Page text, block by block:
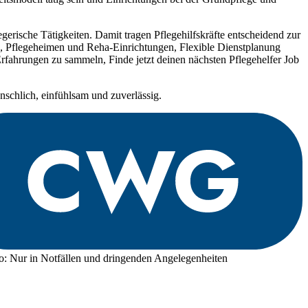
Tätigkeiten. Damit tragen Pflegehilfskräfte entscheidend zur
und Reha-Einrichtungen, Flexible Dienstplanung
zu sammeln, Finde jetzt deinen nächsten Pflegehelfer Job
einfühlsam und zuverlässig.
Nur in Notfällen und dringenden Angelegenheiten